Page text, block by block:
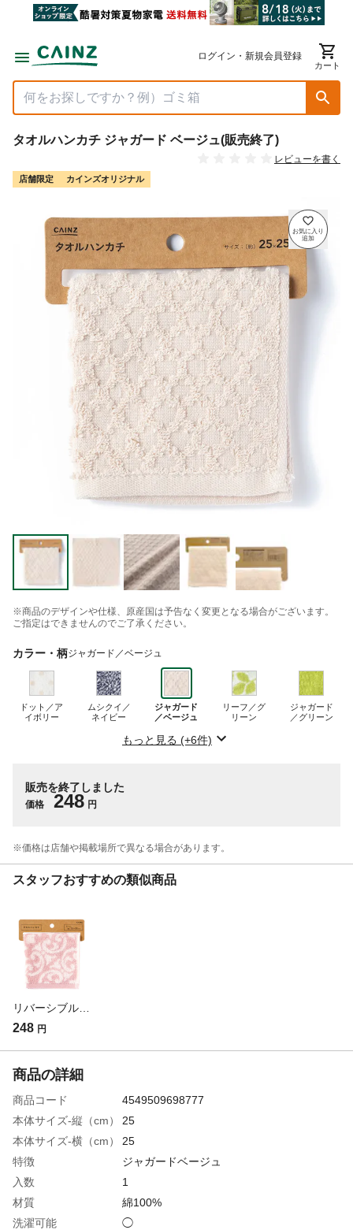
ログイン・新規会員登録
カート
タオルハンカチ ジャガード ベージュ(販売終了)
レビューを書く
店舗限定 カインズオリジナル
※商品のデザインや仕様、原産国は予告なく変更となる場合がございます。
ご指定はできませんのでご了承ください。
カラー・柄ジャガード／ベージュ
ドット／ア
イボリー
ムシクイ／
ネイビー
ジャガード
／ベージュ
リーフ／グ
リーン
ジャガード
／グリーン
もっと見る (+6件)
販売を終了しました
価格 248 円
※価格は​店舗や​掲載場所で​異なる​場合が​あります。
スタッフおすすめの類似商品
248 円
商品の詳細
商品コード
4549509698777
本体サイズ-縦（cm）
25
本体サイズ-横（cm）
25
特徴
ジャガードベージュ
入数
1
材質
綿100%
洗濯可能
◯